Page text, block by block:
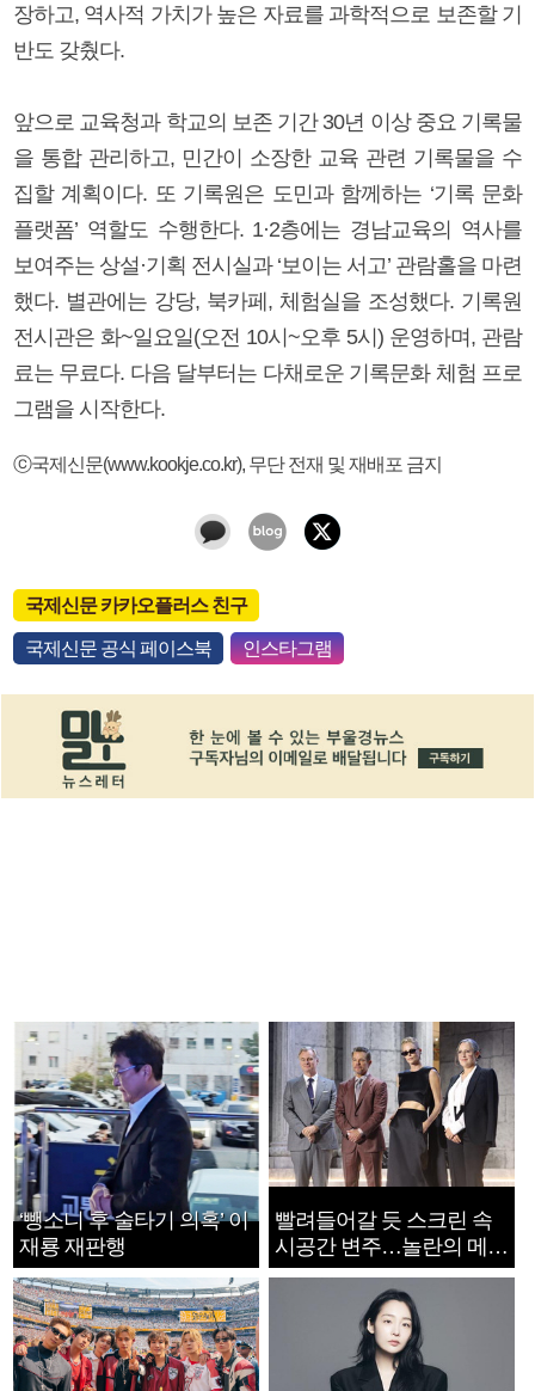
장하고, 역사적 가치가 높은 자료를 과학적으로 보존할 기
반도 갖췄다.
앞으로 교육청과 학교의 보존 기간 30년 이상 중요 기록물
을 통합 관리하고, 민간이 소장한 교육 관련 기록물을 수
집할 계획이다. 또 기록원은 도민과 함께하는 ‘기록 문화
플랫폼’ 역할도 수행한다. 1·2층에는 경남교육의 역사를
보여주는 상설·기획 전시실과 ‘보이는 서고’ 관람홀을 마련
했다. 별관에는 강당, 북카페, 체험실을 조성했다. 기록원
전시관은 화~일요일(오전 10시~오후 5시) 운영하며, 관람
료는 무료다. 다음 달부터는 다채로운 기록문화 체험 프로
그램을 시작한다.
ⓒ국제신문(www.kookje.co.kr), 무단 전재 및 재배포 금지
국제신문 카카오플러스 친구
국제신문 공식 페이스북 인스타그램
‘뺑소니 후 술타기 의혹’ 이
재룡 재판행
빨려들어갈 듯 스크린 속
시공간 변주…놀란의 메시
지는 ‘전쟁 속죄’